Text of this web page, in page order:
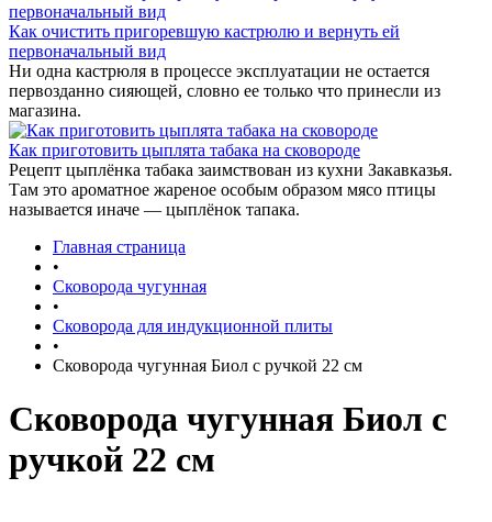
Как очистить пригоревшую кастрюлю и вернуть ей
первоначальный вид
Ни одна кастрюля в процессе эксплуатации не остается
первозданно сияющей, словно ее только что принесли из
магазина.
Как приготовить цыплята табака на сковороде
Рецепт цыплёнка табака заимствован из кухни Закавказья.
Там это ароматное жареное особым образом мясо птицы
называется иначе — цыплёнок тапака.
Главная страница
•
Сковорода чугунная
•
Сковорода для индукционной плиты
•
Сковорода чугунная Биол с ручкой 22 см
Сковорода чугунная Биол с
ручкой 22 см